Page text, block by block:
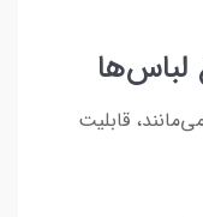
لباس‌ها
قابلیت